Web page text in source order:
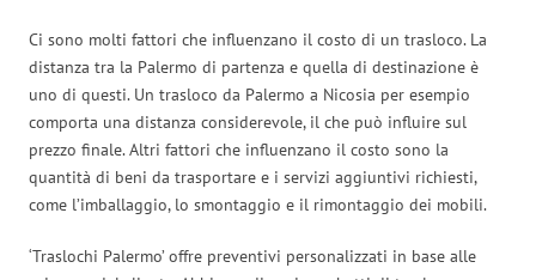
Ci sono molti fattori che influenzano il costo di un trasloco. La
distanza tra la Palermo di partenza e quella di destinazione è
uno di questi. Un trasloco da Palermo a Nicosia per esempio
comporta una distanza considerevole, il che può influire sul
prezzo finale. Altri fattori che influenzano il costo sono la
quantità di beni da trasportare e i servizi aggiuntivi richiesti,
come l’imballaggio, lo smontaggio e il rimontaggio dei mobili.
‘Traslochi Palermo’ offre preventivi personalizzati in base alle